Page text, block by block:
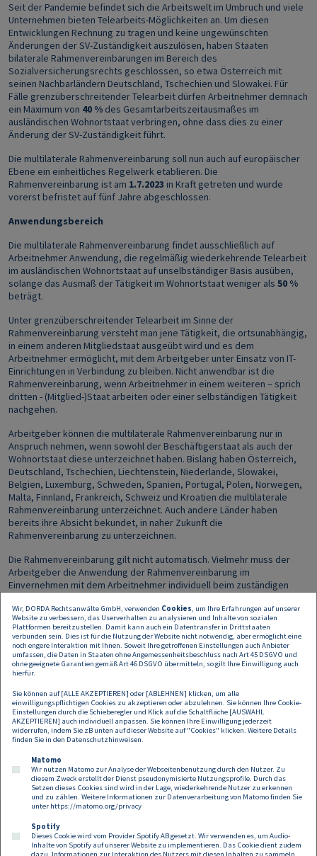
Seit der Pandemie befindet sich die Arbeitswelt im Umbruch und viele
Unternehmen bieten Telearbeits-Möglichkeiten an. Um diesen
Entwicklungen Rechnung zu tragen und keine ungewünschten
Änderungen der SV-Zuständigkeit auszulösen, haben Staaten
bilaterale Rahmenvereinbarungen im Bereich des
Sozialversicherungsrechts geschlossen, so etwa Österreich mit
seinen Nachbarländern Deutschland, Tschechien und Slowakei. Für
Fälle grenzüberschreitender Telearbeit dürfen Arbeitnehmer demnach
ein Maximum von 40 % des Gesamtarbeitszeitausmaßes im
ausländischen Wohnortstaat verbringen, ohne dass dies zu einer
Änderung der SV-Zuständigkeit führt.
Die multilaterale Rahmenvereinbarung soll nun auch auf europäischer
Ebene ein einheitliches Regelwerk etablieren. Die
Rahmenvereinbarung ist am 1.7.2023 in Kraft getreten und wurde
vorerst befristet auf fünf Jahre abgeschlossen.
Anwendungsbereich
Die multilaterale Rahmenvereinbarung findet ausschließlich auf
Arbeitnehmer Anwendung, die regelmäßig wiederkehrende Telearbeit
im ausländischen Wohnortstaat auf unselbständiger Basis ausüben,
solange das Ausmaß der Tätigkeit im Wohnortstaat weniger als 50 %
beträgt.
Unter grenzüberschreitender Telearbeit im Sinne der
Rahmenvereinbarung versteht man jene Tätigkeit, die ortsunabhängig,
in einem anderen Mitgliedstaat ausgeübt wird und es dem
Arbeitnehmer ermöglicht, mit dem Arbeitgeber unter Einsatz von IT-
Einrichtungen in Verbindung zu bleiben. Nicht anwendbar ist die
Rahmenvereinbarung, wenn Arbeitnehmer in einem weiteren – sprich
dritten - (Mitglied-)Staat arbeiten oder einer selbständigen Tätigkeit
nachgehen.
Arbeitgeber können die multilaterale Rahmenvereinbarung nur in
Anspruch nehmen, wenn sowohl der Beschäftigerstaat als auch der
Wohnortstaat diese unterzeichnet haben. Bislang haben Österreich,
Deutschland, Tschechien, Liechtenstein, Niederlande, Slowakei,
Belgien, Luxemburg, Schweden, Spanien, Portugal, Polen, Norwegen,
Malta, Finnland, Frankreich, Schweiz und Kroatien die multilaterale
Rahmenvereinbarung unterzeichnet. Auch andere Länder haben
bereits ihre Absicht bekundet, in naher Zukunft die
Rahmenvereinbarung zu unterzeichnen.
Die Rahmenvereinbarung gilt nicht automatisch. Vielmehr muss der
Arbeitgeber die Anwendung der Rahmenvereinbarung im
Einvernehmen mit dem Arbeitnehmer individuell beim zuständigen
Sozialversicherungsrecht auch weiterhin anwendbar sein soll,
beantragen. In Österreich ist der Adressat hierfür der Dachverband
der Sozialversicherungen (hiergeht es zur Antragsstellung). Der
Antrag kann für maximal drei Jahre gestellt werden, wobei
Verlängerungen möglich sind.
wurden, bleiben bis zu deren Ablauf auch über den 1.7.2023 hinaus
aufrecht. In diesen Fällen führt eine Tätigkeit von über 40 % des
Gesamtarbeitszeitausmaßes im ausländischen Wohnsitzstaat zu
einem Wechsel der SV-Zuständigkeit.
Footer
Kontakt Datenschutz Impressum
Wir, DORDA Rechtsanwälte GmbH, verwenden Cookies, um Ihre Erfahrungen auf unserer
Website zu verbessern, das Userverhalten zu analysieren und Inhalte von sozialen
Plattformen bereitzustellen. Damit kann auch ein Datentransfer in Drittstaaten
verbunden sein. Dies ist für die Nutzung der Website nicht notwendig, aber ermöglicht eine
noch engere Interaktion mit Ihnen. Soweit Ihre getroffenen Einstellungen auch Anbieter
umfassen, die Daten in Staaten ohne Angemessenheitsbeschluss nach Art 45 DSGVO und
ohne geeignete Garantien gemäß Art 46 DSGVO übermitteln, so gilt Ihre Einwilligung auch
hierfür.
Sie können auf [ALLE AKZEPTIEREN] oder [ABLEHNEN] klicken, um alle
einwilligungspflichtigen Cookies zu akzeptieren oder abzulehnen. Sie können Ihre Cookie-
Einstellungen durch die Schieberegler und Klick auf die Schaltfläche [AUSWAHL
AKZEPTIEREN] auch individuell anpassen. Sie können Ihre Einwilligung jederzeit
widerrufen, indem Sie zB unten auf dieser Website auf "Cookies" klicken. Weitere Details
finden Sie in den Datenschutzhinweisen.
Matomo
Wir nutzen Matomo zur Analyse der Webseitenbenutzung durch den Nutzer. Zu
diesem Zweck erstellt der Dienst pseudonymisierte Nutzungsprofile. Durch das
Setzen dieses Cookies sind wird in der Lage, wiederkehrende Nutzer zu erkennen
und zu zählen. Weitere Informationen zur Datenverarbeitung von Matomo finden Sie
unter https://matomo.org/privacy
Spotify
Dieses Cookie wird vom Provider Spotify AB gesetzt. Wir verwenden es, um Audio-
Inhalte von Spotify auf unserer Website zu implementieren. Das Cookie dient zudem
dazu, Informationen zur Interaktion des Nutzers mit diesen Inhalten zu sammeln.